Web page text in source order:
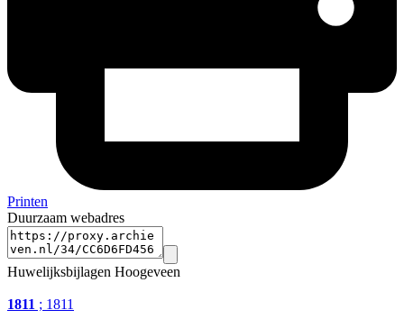
Printen
Duurzaam webadres
Huwelijksbijlagen Hoogeveen
1811 ; 1811